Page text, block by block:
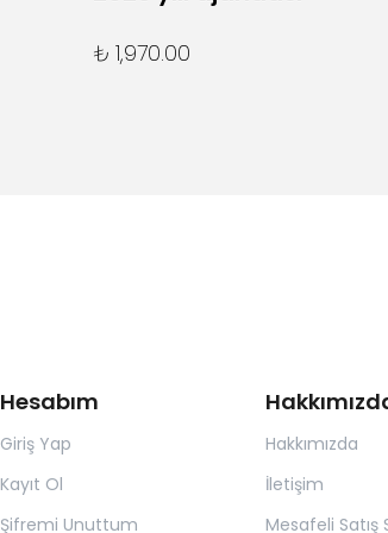
₺ 1,970.00
Hesabım
Giriş Yap
Kayıt Ol
Şifremi Unuttum
Hakkımızda
İletişim
Mesafeli Satış